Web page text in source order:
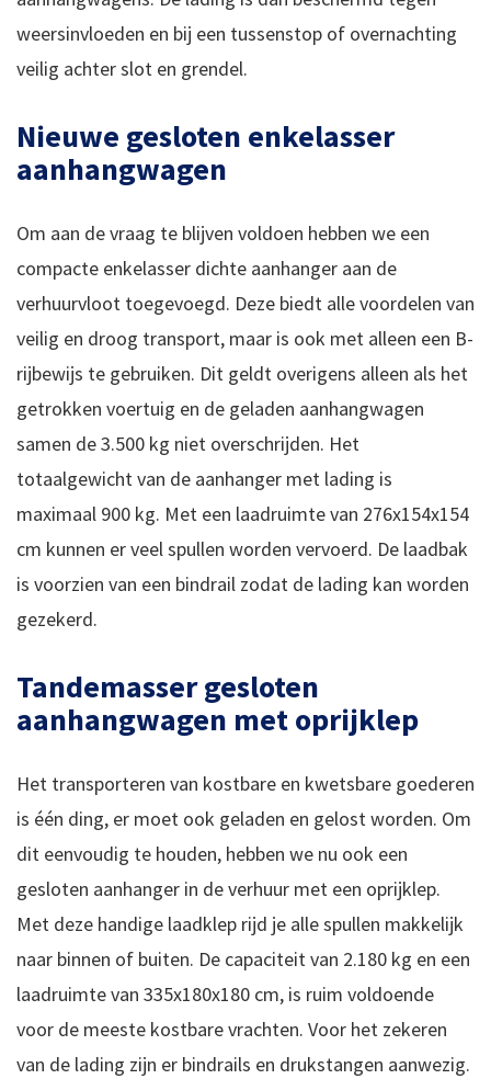
weersinvloeden en bij een tussenstop of overnachting
veilig achter slot en grendel.
Nieuwe gesloten enkelasser
aanhangwagen
Om aan de vraag te blijven voldoen hebben we een
compacte enkelasser dichte aanhanger aan de
verhuurvloot toegevoegd. Deze biedt alle voordelen van
veilig en droog transport, maar is ook met alleen een B-
rijbewijs te gebruiken. Dit geldt overigens alleen als het
getrokken voertuig en de geladen aanhangwagen
samen de 3.500 kg niet overschrijden. Het
totaalgewicht van de aanhanger met lading is
maximaal 900 kg. Met een laadruimte van 276x154x154
cm kunnen er veel spullen worden vervoerd. De laadbak
is voorzien van een bindrail zodat de lading kan worden
gezekerd.
Tandemasser gesloten
aanhangwagen met oprijklep
Het transporteren van kostbare en kwetsbare goederen
is één ding, er moet ook geladen en gelost worden. Om
dit eenvoudig te houden, hebben we nu ook een
gesloten aanhanger in de verhuur met een oprijklep.
Met deze handige laadklep rijd je alle spullen makkelijk
naar binnen of buiten. De capaciteit van 2.180 kg en een
laadruimte van 335x180x180 cm, is ruim voldoende
voor de meeste kostbare vrachten. Voor het zekeren
van de lading zijn er bindrails en drukstangen aanwezig.